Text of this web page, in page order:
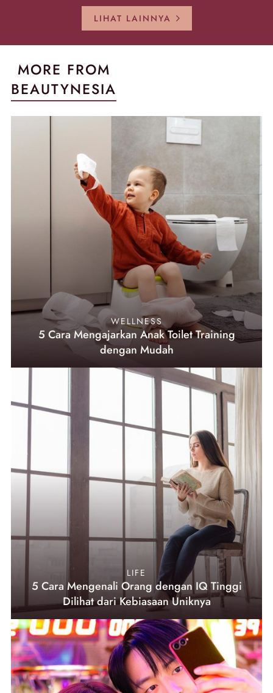
LIHAT LAINNYA
MORE FROM
BEAUTYNESIA
WELLNESS
5 Cara Mengajarkan Anak Toilet Training
dengan Mudah
LIFE
5 Cara Mengenali Orang dengan IQ Tinggi
Dilihat dari Kebiasaan Uniknya